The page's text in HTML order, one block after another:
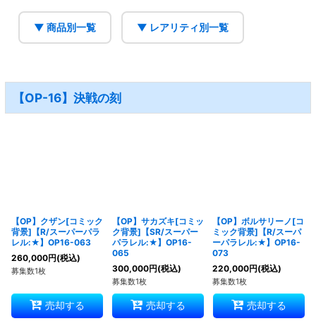
▼ 商品別一覧 ▼ レアリティ別一覧
【OP-16】決戦の刻
【OP】クザン[コミック
背景]【R/スーパーパラ
レル:★】OP16-063
260,000円(税込)
募集数1枚
売却する
【OP】サカズキ[コミッ
ク背景]【SR/スーパー
パラレル:★】OP16-
065
300,000円(税込)
募集数1枚
売却する
【OP】ボルサリーノ[コ
ミック背景]【R/スーパ
ーパラレル:★】OP16-
073
220,000円(税込)
募集数1枚
売却する